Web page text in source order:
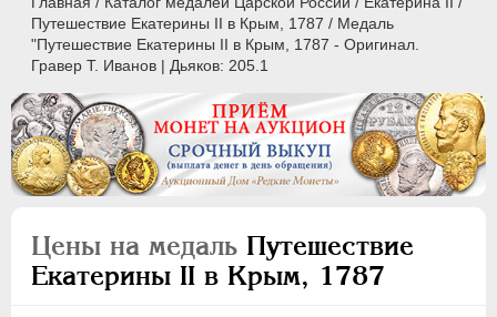
Путешествие Екатерины II в Крым, 1787 / Медаль
"Путешествие Екатерины II в Крым, 1787 - Оригинал.
Гравер T. Иванов | Дьяков: 205.1
Цены на медаль Путешествие
Екатерины II в Крым, 1787
ВСЕ
ПEТР I 1699-1725
ПЕТР II
АННА ИОАННОВНА
1730-1740
ИОАНН АНТОНОВИЧ
1740-1741